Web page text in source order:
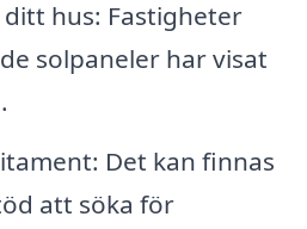
hus: Fastigheter
solpaneler har visat
Det kan finnas
att söka för